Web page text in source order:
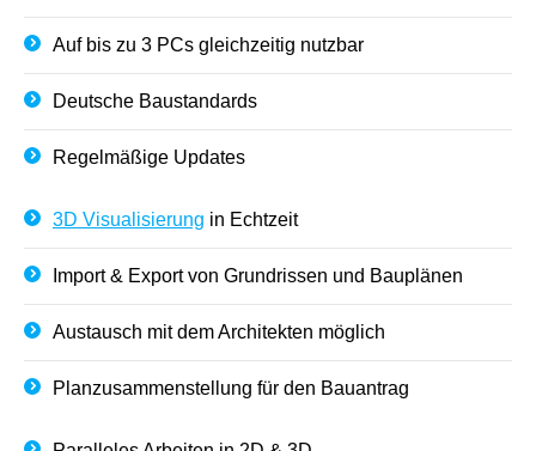
Auf bis zu 3 PCs gleichzeitig nutzbar
Deutsche Baustandards
Regelmäßige Updates
3D Visualisierung in Echtzeit
Import & Export von Grundrissen und Bauplänen
Austausch mit dem Architekten möglich
Planzusammenstellung für den Bauantrag